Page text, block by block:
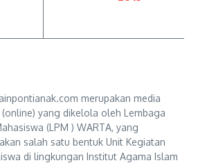
merupakan media
(online) yang dikelola oleh Lembaga
(LPM ) WARTA, yang
salah satu bentuk Unit Kegiatan
di lingkungan Institut Agama Islam